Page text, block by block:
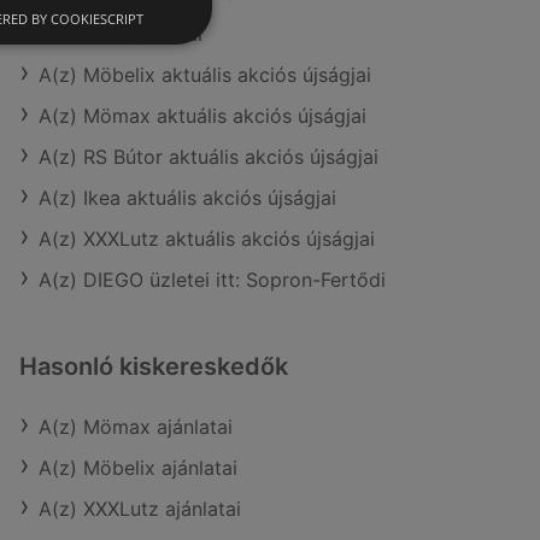
A(z) Ikea ajánlatai
A(z) Möbelix aktuális akciós újságjai
A(z) Mömax aktuális akciós újságjai
A(z) RS Bútor aktuális akciós újságjai
A(z) Ikea aktuális akciós újságjai
A(z) XXXLutz aktuális akciós újságjai
A(z) DIEGO üzletei itt: Sopron-Fertődi
Hasonló kiskereskedők
A(z) Mömax ajánlatai
A(z) Möbelix ajánlatai
A(z) XXXLutz ajánlatai
BY COOKIESCRIPT